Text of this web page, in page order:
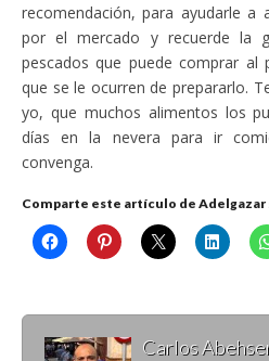
recomendación, para ayudarle a
por el mercado y recuerde la
pescados que puede comprar
que se le ocurren de prepararlo.
yo, que muchos alimentos los
días en la nevera para ir
convenga.
Comparte este artículo de Adelgazar
Carlos